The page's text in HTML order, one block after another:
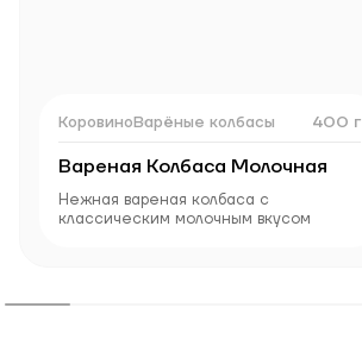
КоровиноВарёные колбасы 400 г
Вареная Колбаса Молочная
Нежная вареная колбаса с
классическим молочным вкусом